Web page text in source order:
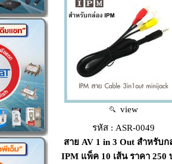
view
รหัส : ASR-0049
สาย AV 1 in 3 Out สำหรับก
IPM แพ็ค 10 เส้น ราคา 250